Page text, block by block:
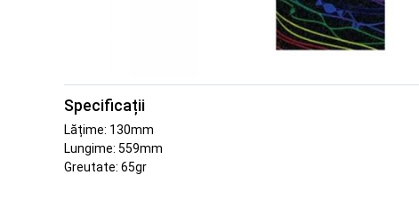
Specificații
Lățime: 130mm
Lungime: 559mm
Greutate: 65gr